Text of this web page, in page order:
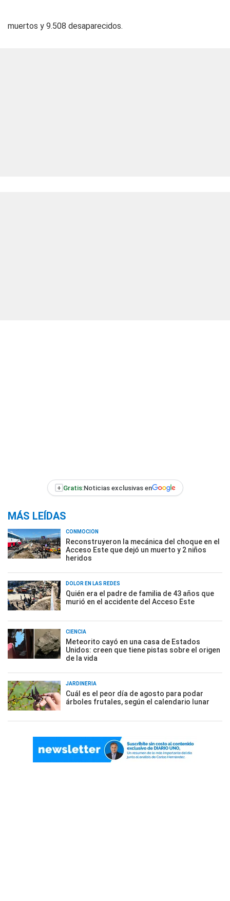
muertos y 9.508 desaparecidos.
+ Gratis:Noticias exclusivas en
MÁS LEÍDAS
CONMOCIÓN
Reconstruyeron la mecánica del choque en el
Acceso Este que dejó un muerto y 2 niños
heridos
DOLOR EN LAS REDES
Quién era el padre de familia de 43 años que
murió en el accidente del Acceso Este
CIENCIA
Meteorito cayó en una casa de Estados
Unidos: creen que tiene pistas sobre el origen
de la vida
JARDINERÍA
Cuál es el peor día de agosto para podar
árboles frutales, según el calendario lunar